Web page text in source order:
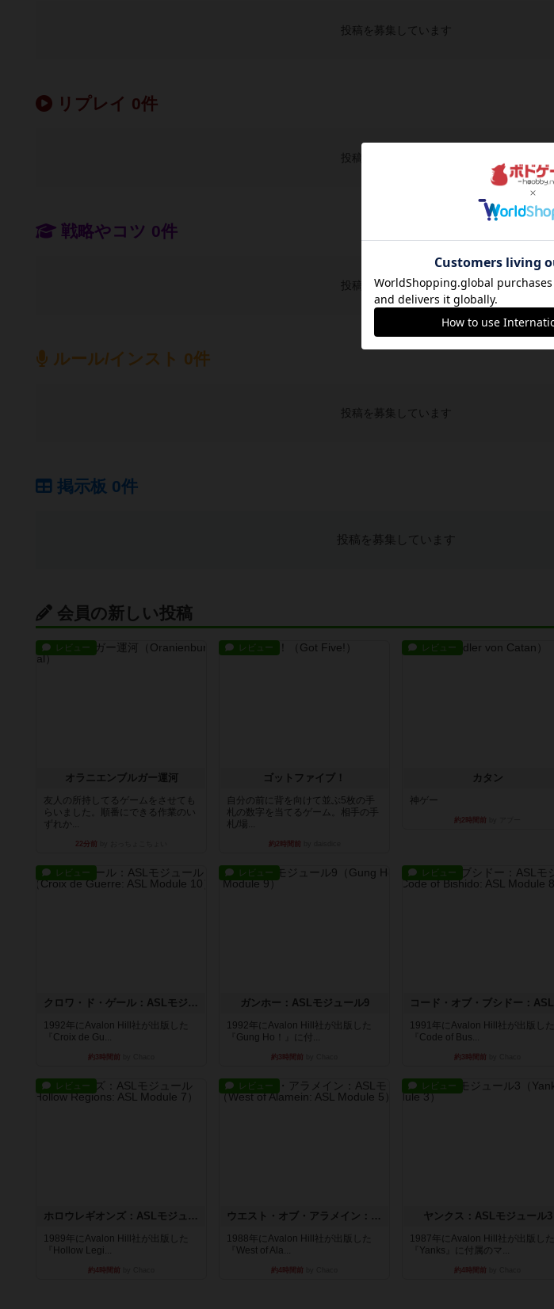
投稿を募集しています
リプレイ 0件
投稿を募集しています
戦略やコツ 0件
投稿を募集しています
ルール/インスト 0件
投稿を募集しています
掲示板 0件
投稿を募集しています
会員の新しい投稿
レビュー
オラニエンブルガー運河
友人の所持してるゲームをさせても
らいました。順番にできる作業のい
ずれか...
22分前
レビュー
ゴットファイブ！
自分の前に背を向けて並ぶ5枚の手
札の数字を当てるゲーム。相手の手
札/場...
約2時間前
レビュー
カタン
神ゲー
約2時間前
レビュー
クロワ・ド・ゲール：ASLモジュール10
1992年にAvalon Hill社が出版した
『Croix de Gu...
約3時間前
レビュー
ガンホー：ASLモジュール9
1992年にAvalon Hill社が出版した
『Gung Ho！』に付...
約3時間前
レビュー
1991年にAvalon Hill社が出版した
『Code of Bus...
約3時間前
レビュー
ホロウレギオンズ：ASLモジュール7
1989年にAvalon Hill社が出版した
『Hollow Legi...
約4時間前
レビュー
ウエスト・オブ・アラメイン：ASLモジュール5
1988年にAvalon Hill社が出版した
『West of Ala...
約4時間前
レビュー
ヤンクス：ASLモジュール3
1987年にAvalon Hill社が出版した
『Yanks』に付属のマ...
約4時間前